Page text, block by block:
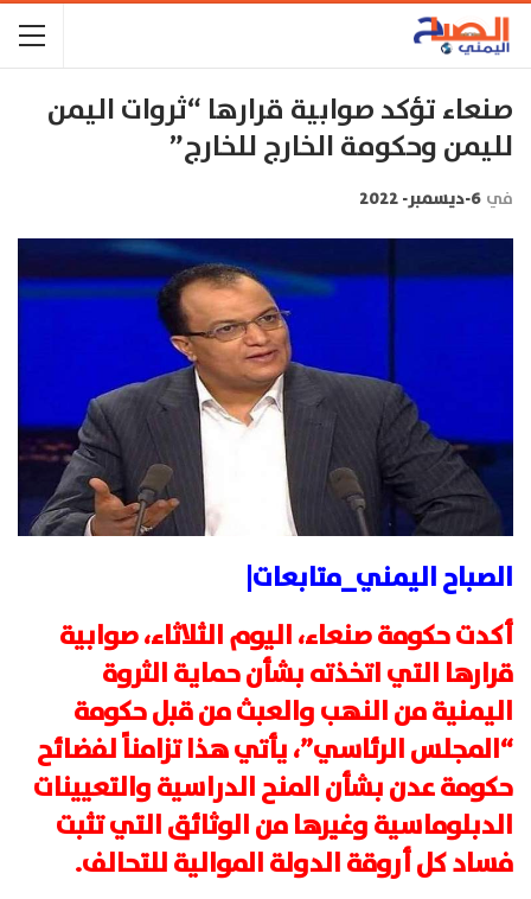
صنعاء تؤكد صوابية قرارها “ثروات اليمن
لليمن وحكومة الخارج للخارج”
في 6-ديسمبر- 2022
الصباح اليمني_متابعات|
أكدت حكومة صنعاء، اليوم الثلاثاء، صوابية
قرارها التي اتخذته بشأن حماية الثروة
اليمنية من النهب والعبث من قبل حكومة
“المجلس الرئاسي”، يأتي هذا تزامناً لفضائح
حكومة عدن بشأن المنح الدراسية والتعيينات
الدبلوماسية وغيرها من الوثائق التي تثبت
فساد كل أروقة الدولة الموالية للتحالف.